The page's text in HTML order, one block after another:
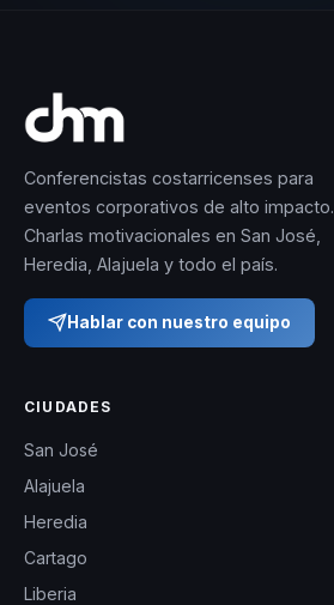
Conferencistas costarricenses para
eventos corporativos de alto impacto.
Charlas motivacionales en San José,
Heredia, Alajuela y todo el país.
Hablar con nuestro equipo
CIUDADES
San José
Alajuela
Heredia
Cartago
Liberia